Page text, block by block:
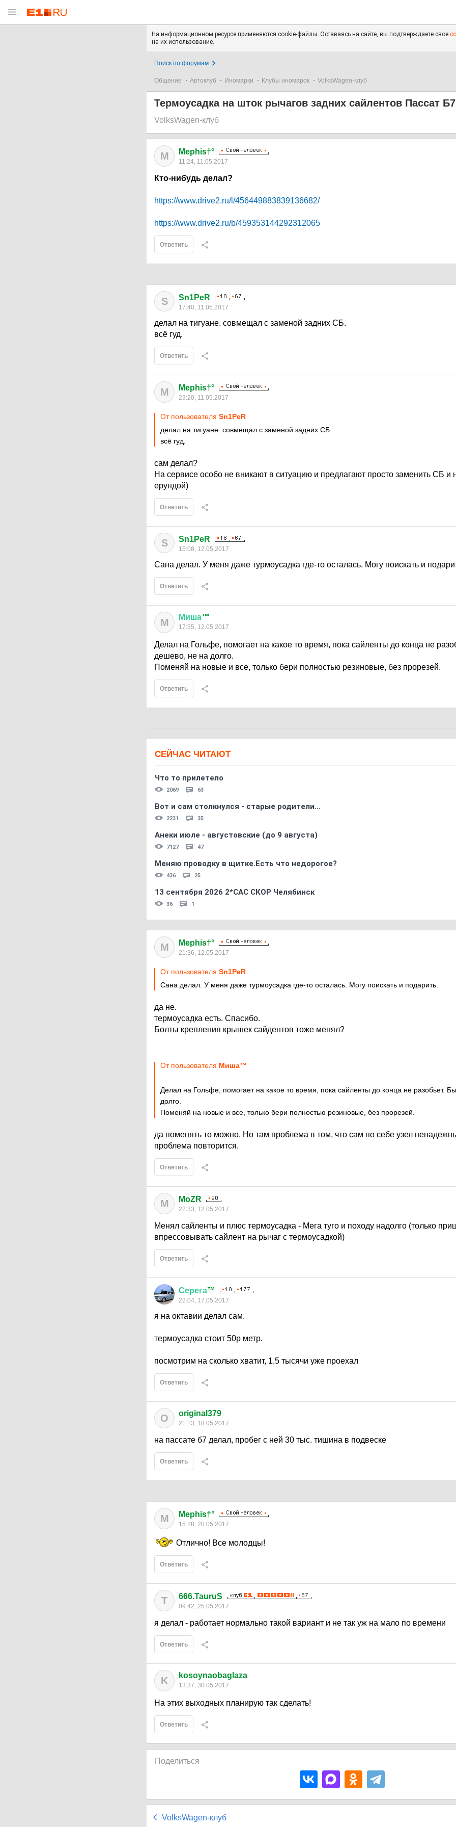
На информационном ресурсе применяются cookie-файлы. Оставаясь на сайте, вы подтверждаете свое
на их использование.
Поиск по форумам
Общение Автоклуб Иномарки Клубы иномарок VolksWagen-клуб
Термоусадка на шток рычагов задних сайлентов Пассат Б7
VolksWagen-клуб
M Mephis†°
11:24, 11.05.2017
Кто-нибудь делал?
https://www.drive2.ru/l/456449883839136682/
https://www.drive2.ru/b/459353144292312065
Ответить
S Sn1PeR
17:40, 11.05.2017
делал на тигуане. совмещал с заменой задних СБ.
всё гуд.
Ответить
M Mephis†°
23:20, 11.05.2017
От пользователя Sn1PeR
делал на тигуане. совмещал с заменой задних СБ.
всё гуд.
сам делал?
На сервисе особо не вникают в ситуацию и предлагают просто заменить СБ и
ерундой)
Ответить
S Sn1PeR
15:08, 12.05.2017
Сана делал. У меня даже турмоусадка где-то осталась. Могу поискать и
Ответить
М Миша™
17:55, 12.05.2017
Делал на Гольфе, помогает на какое то время, пока сайленты до конца не
дешево, не на долго.
Поменяй на новые и все, только бери полностью резиновые, без прорезей.
Ответить
СЕЙЧАС ЧИТАЮТ
Что то прилетело
2069 63
Вот и сам столкнулся - старые родители...
2231 35
Анеки июле - августовские (до 9 августа)
7127 47
Меняю проводку в щитке.Есть что недорогое?
436 25
13 сентября 2026 2*CAC СКОР Челябинск
36 1
M Mephis†°
21:36, 12.05.2017
От пользователя Sn1PeR
Сана делал. У меня даже турмоусадка где-то осталась. Могу поискать и подарить.
да не.
термоусадка есть. Спасибо.
Болты крепления крышек сайдентов тоже менял?
От пользователя Миша™
Делал на Гольфе, помогает на какое то время, пока сайленты до конца не разобьет.
долго.
Поменяй на новые и все, только бери полностью резиновые, без прорезей.
да поменять то можно. Но там проблема в том, что сам по себе узел
проблема повторится.
Ответить
M MoZR
22:33, 12.05.2017
Менял сайленты и плюс термоусадка - Мега туго и походу надолго (только
впрессовывать сайлент на рычаг с термоусадкой)
Ответить
Серега™
22:04, 17.05.2017
я на октавии делал сам.
термоусадка стоит 50р метр.
посмотрим на сколько хватит, 1,5 тысячи уже проехал
Ответить
O original379
21:13, 18.05.2017
на пассате б7 делал, пробег с ней 30 тыс. тишина в подвеске
Ответить
M Mephis†°
15:28, 20.05.2017
Отлично! Все молодцы!
Ответить
T 666.TauruS
09:42, 25.05.2017
я делал - работает нормально такой вариант и не так уж на мало по времени
Ответить
K kosoynaobaglaza
13:37, 30.05.2017
На этих выходных планирую так сделать!
Ответить
Поделиться
VolksWagen-клуб